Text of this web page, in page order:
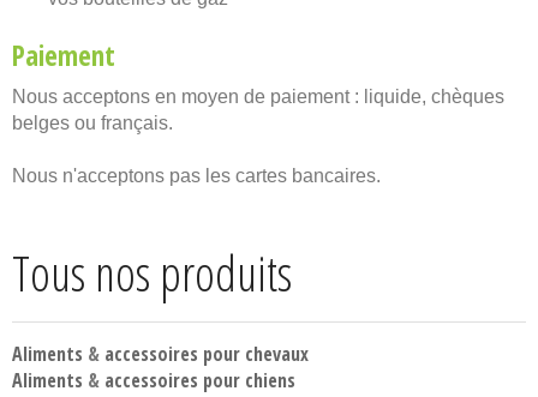
Paiement
Nous acceptons en moyen de paiement : liquide, chèques
belges ou français.
Nous n'acceptons pas les cartes bancaires.
Tous nos produits
Aliments & accessoires pour chevaux
Aliments & accessoires pour chiens